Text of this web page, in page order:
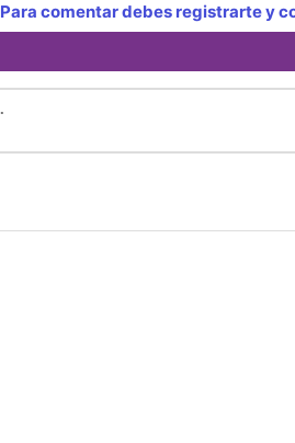
Para comentar debes registrarte y